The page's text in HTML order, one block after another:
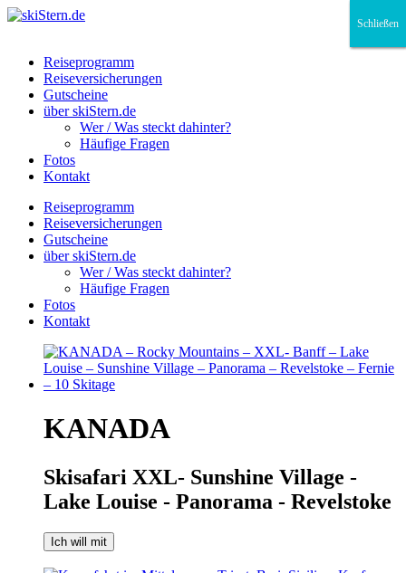
Reiseprogramm
Reiseversicherungen
Gutscheine
über skiStern.de
Wer / Was steckt dahinter?
Häufige Fragen
Fotos
Kontakt
Reiseprogramm
Reiseversicherungen
Gutscheine
über skiStern.de
Wer / Was steckt dahinter?
Häufige Fragen
Fotos
Kontakt
KANADA
Skisafari XXL- Sunshine Village -
Lake Louise - Panorama - Revelstoke
Ich will mit
Schließen
Schließen
Schließen